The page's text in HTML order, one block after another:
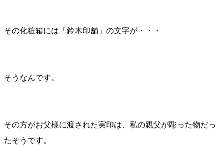
その化粧箱には「鈴木印舗」の文字が・・・
そうなんです。
その方がお父様に渡された実印は、私の親父が彫った物だっ
たそうです。